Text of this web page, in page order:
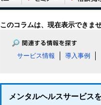
このコラムは、現在表示できま
サービス情報 導入事例
メンタルヘルスサービス